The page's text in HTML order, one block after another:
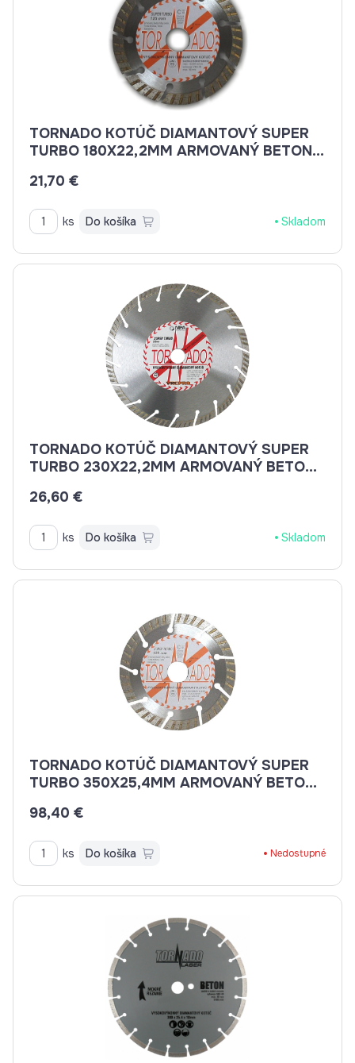
TORNADO KOTÚČ DIAMANTOVÝ SUPER
TURBO 180X22,2MM ARMOVANÝ BETON,
21,70 €
ks Do košíka Skladom
TORNADO KOTÚČ DIAMANTOVÝ SUPER
TURBO 230X22,2MM ARMOVANÝ BETON,
26,60 €
ks Do košíka Skladom
TORNADO KOTÚČ DIAMANTOVÝ SUPER
TURBO 350X25,4MM ARMOVANÝ BETON,
98,40 €
ks Do košíka Nedostupné